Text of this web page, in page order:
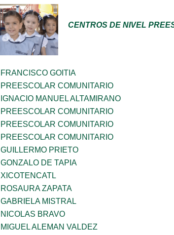
CENTROS DE NIVEL
FRANCISCO GOITIA
PREESCOLAR COMUNITARIO
IGNACIO MANUEL ALTAMIRANO
PREESCOLAR COMUNITARIO
PREESCOLAR COMUNITARIO
PREESCOLAR COMUNITARIO
GUILLERMO PRIETO
GONZALO DE TAPIA
XICOTENCATL
ROSAURA ZAPATA
GABRIELA MISTRAL
NICOLAS BRAVO
MIGUEL ALEMAN VALDEZ